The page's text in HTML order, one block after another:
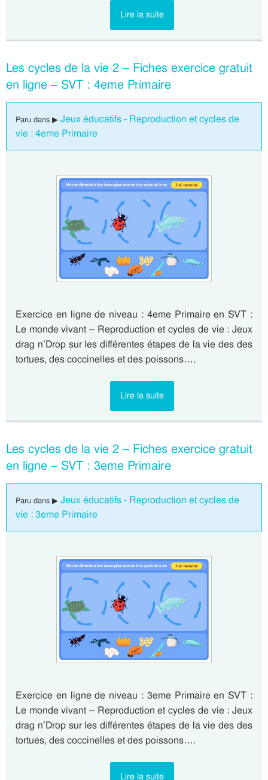
Lire la suite
Les cycles de la vie 2 – Fiches exercice gratuit
en ligne – SVT : 4eme Primaire
Paru dans ▶ Jeux éducatifs - Reproduction et cycles de
vie : 4eme Primaire
Exercice en ligne de niveau : 4eme Primaire en SVT :
Le monde vivant – Reproduction et cycles de vie : Jeux
drag n’Drop sur les différentes étapes de la vie des des
tortues, des coccinelles et des poissons….
Lire la suite
Les cycles de la vie 2 – Fiches exercice gratuit
en ligne – SVT : 3eme Primaire
Paru dans ▶ Jeux éducatifs - Reproduction et cycles de
vie : 3eme Primaire
Exercice en ligne de niveau : 3eme Primaire en SVT :
Le monde vivant – Reproduction et cycles de vie : Jeux
drag n’Drop sur les différentes étapes de la vie des des
tortues, des coccinelles et des poissons….
Lire la suite